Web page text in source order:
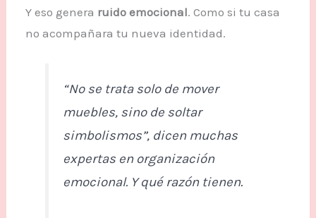
Y eso genera ruido emocional. Como si tu casa
no acompañara tu nueva identidad.
“No se trata solo de mover
muebles, sino de soltar
simbolismos”, dicen muchas
expertas en organización
emocional. Y qué razón tienen.